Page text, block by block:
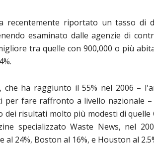
recentemente riportato un tasso di
esaminato dalle agenzie di
tra quelle con 900,000 o più
che ha raggiunto il 55% nel 2006 –
per fare raffronto a livello nazionale
dei risultati molto più modesti di quelle
specializzato Waste News, nel
al 24%, Boston al 16%, e Houston al